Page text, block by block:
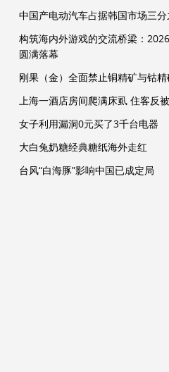
中国产电动汽车占据韩国市场三
构筑海内外游戏的交流桥梁：
圆满落幕
刚果（金）全面禁止铜精矿与钴精
上海一酒店房间爬满床虱 住客反
女子利用漏洞0元买了3千台电器
大白兔奶糖经典糖纸海外走红
台风“白海豚”影响中国已成定局